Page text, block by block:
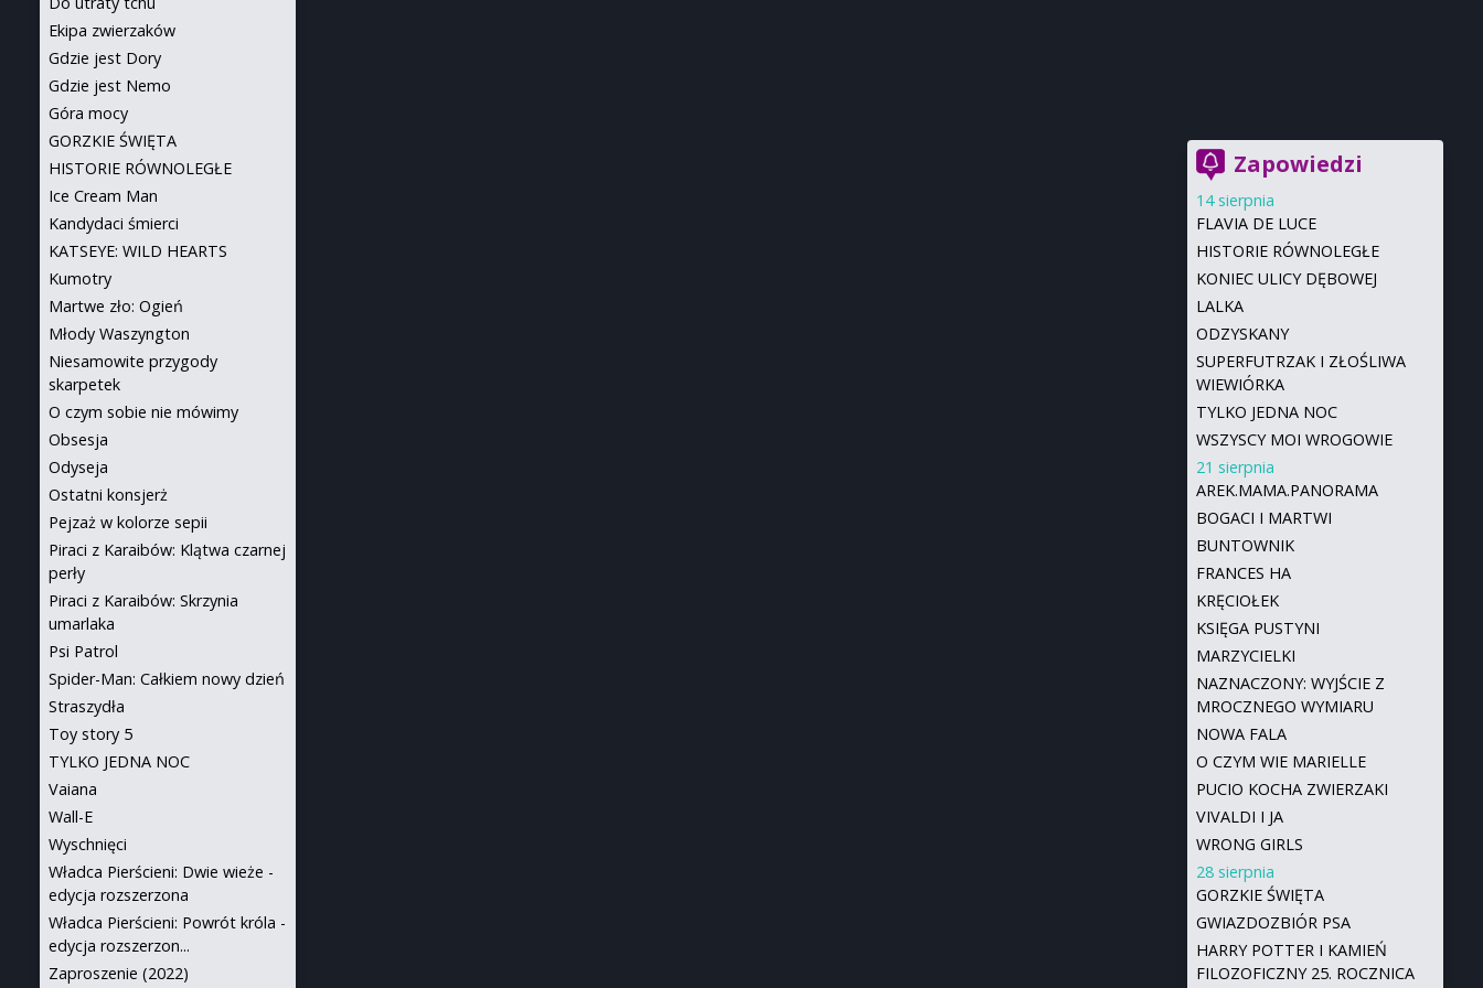
Zapowiedzi
14 sierpnia
FLAVIA DE LUCE
HISTORIE RÓWNOLEGŁE
KONIEC ULICY DĘBOWEJ
LALKA
ODZYSKANY
SUPERFUTRZAK I ZŁOŚLIWA
WIEWIÓRKA
TYLKO JEDNA NOC
WSZYSCY MOI WROGOWIE
21 sierpnia
AREK.MAMA.PANORAMA
BOGACI I MARTWI
BUNTOWNIK
FRANCES HA
KRĘCIOŁEK
KSIĘGA PUSTYNI
MARZYCIELKI
NAZNACZONY: WYJŚCIE Z
MROCZNEGO WYMIARU
NOWA FALA
O CZYM WIE MARIELLE
PUCIO KOCHA ZWIERZAKI
VIVALDI I JA
WRONG GIRLS
28 sierpnia
GORZKIE ŚWIĘTA
GWIAZDOZBIÓR PSA
HARRY POTTER I KAMIEŃ
FILOZOFICZNY 25. ROCZNICA
Ekipa zwierzaków
Gdzie jest Dory
Gdzie jest Nemo
Góra mocy
GORZKIE ŚWIĘTA
HISTORIE RÓWNOLEGŁE
Ice Cream Man
Kandydaci śmierci
KATSEYE: WILD HEARTS
Kumotry
Martwe zło: Ogień
Młody Waszyngton
Niesamowite przygody
skarpetek
O czym sobie nie mówimy
Obsesja
Odyseja
Ostatni konsjerż
Pejzaż w kolorze sepii
Piraci z Karaibów: Klątwa czarnej
perły
Piraci z Karaibów: Skrzynia
umarlaka
Psi Patrol
Spider-Man: Całkiem nowy dzień
Straszydła
Toy story 5
TYLKO JEDNA NOC
Vaiana
Wall-E
Wyschnięci
Władca Pierścieni: Dwie wieże -
edycja rozszerzona
Władca Pierścieni: Powrót króla -
edycja rozszerzon...
Zaproszenie (2022)